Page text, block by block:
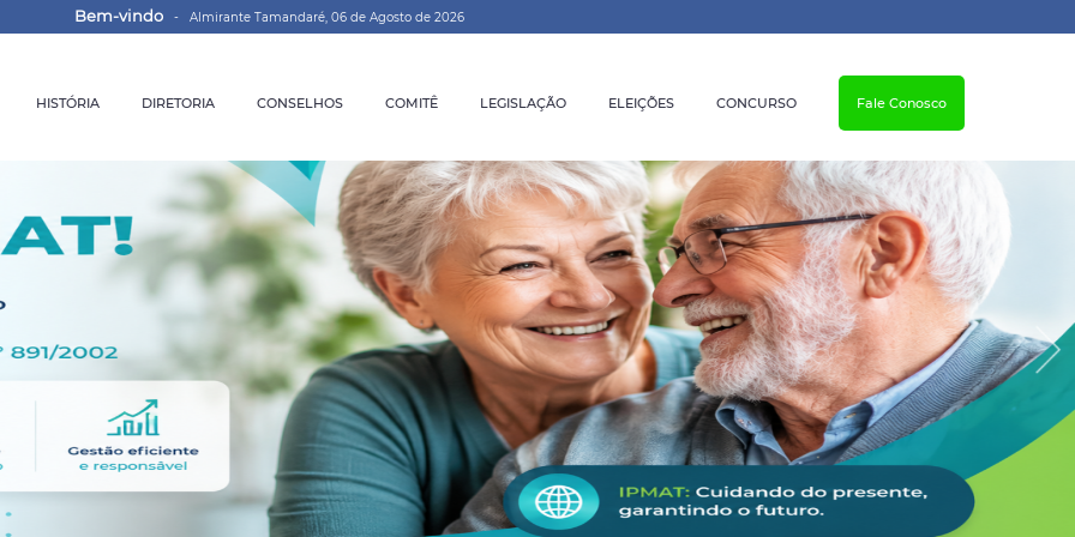
Bem-vindo- Almirante Tamandaré, 06 de Agosto de 2026
HISTÓRIA DIRETORIA CONSELHOS COMITÊ LEGISLAÇÃO ELEIÇÕES CONCURSO Fale Conosco